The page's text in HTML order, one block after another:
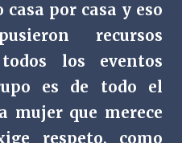
por casa y eso
recursos
los eventos
es de todo el
mujer que merece
respeto, como